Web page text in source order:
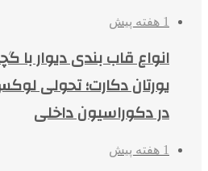
1 هفته پیش
انواع قاب بندی دیوار با
یورتان دکارت؛ تحولی
در دکوراسیون داخلی
1 هفته پیش